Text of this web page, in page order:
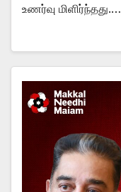
உணர்வு மிளிர்ந்தது.…